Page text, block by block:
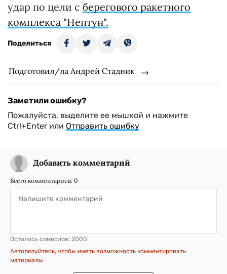
удар по цели с берегового ракетного
комплекса "Нептун".
Поделиться
Подготовил/ла Андрей Стадник
Заметили ошибку?
Пожалуйста, выделите ее мышкой и нажмите
Ctrl+Enter или Отправить ошибку
Добавить комментарий
Всего комментариев: 0
Осталось символов: 2000
Авторизуйтесь, чтобы иметь возможность комментировать
материалы